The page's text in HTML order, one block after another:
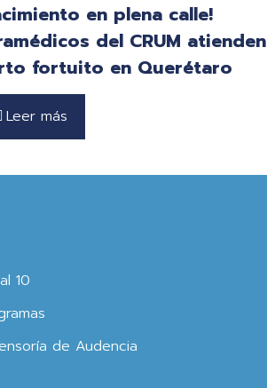
en plena calle!
del CRUM atienden
fortuito en Querétaro
Leer más
10
de Audencia